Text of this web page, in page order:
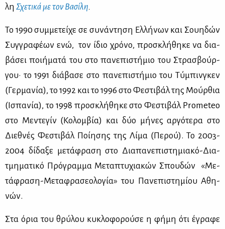
λη Σχε­τι­κά με τον Βα­σί­λη.
Το 1990 συμ­με­τεί­χε σε συ­νά­ντη­ση Ελ­λή­νων και Σου­η­δών
Συγ­γρα­φέ­ων ενώ, τον ίδιο χρό­νο, προ­σκλή­θη­κε να δια­
βά­σει ποι­ή­μα­τά του στο πα­νε­πι­στή­μιο του Στρα­σβούρ­
γου· το 1991 διά­βα­σε στο πα­νε­πι­στή­μιο του Tύ­μπιν­γκεν
(Γερ­μα­νία), το 1992 και το 1996 στο Φε­στι­βάλ της Μούρ­θια
(Ισπα­νία), το 1998 προ­σκλή­θη­κε στο Φε­στι­βάλ Prometeo
στο Με­ντε­γίν (Κο­λομ­βία) και δύο μή­νες αρ­γό­τε­ρα στο
Διε­θνές Φε­στι­βάλ Ποί­η­σης της Λί­μα (Πε­ρού). Το 2003-
2004 δί­δα­ξε με­τά­φρα­ση στο Δια­πα­νε­πι­στη­μια­κό-Δια­
τμη­μα­τι­κό Πρό­γραμ­μα Με­τα­πτυ­χια­κών Σπου­δών «Με­
τά­φρα­ση-Με­τα­φρα­σε­ο­λο­γία» του Πα­νε­πι­στη­μί­ου Αθη­
νών.
Στα όρια του θρύ­λου κυ­κλο­φο­ρού­σε η φή­μη ότι έγρα­φε